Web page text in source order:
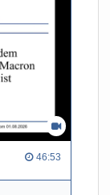
46:53